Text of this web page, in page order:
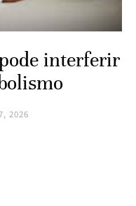
interferir
2026